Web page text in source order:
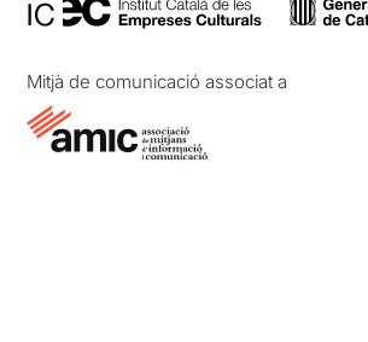
Mitjà de comunicació associat a